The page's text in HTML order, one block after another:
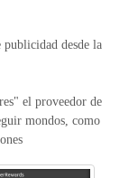
publicidad desde la
el proveedor de
mondos, como